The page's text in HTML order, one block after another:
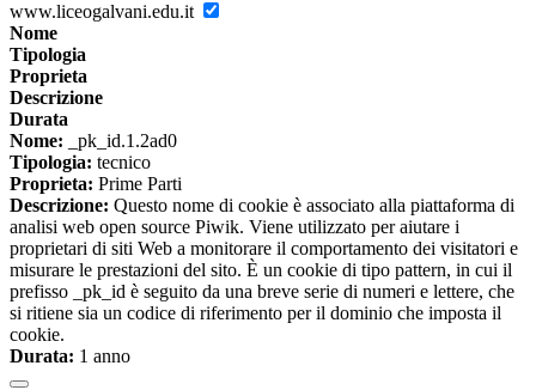
www.liceogalvani.edu.it
Nome
Tipologia
Proprieta
Descrizione
Durata
Nome: _pk_id.1.2ad0
Tipologia: tecnico
Proprieta: Prime Parti
Descrizione: Questo nome di cookie è associato alla piattaforma di
analisi web open source Piwik. Viene utilizzato per aiutare i
proprietari di siti Web a monitorare il comportamento dei visitatori e
misurare le prestazioni del sito. È un cookie di tipo pattern, in cui il
prefisso _pk_id è seguito da una breve serie di numeri e lettere, che
si ritiene sia un codice di riferimento per il dominio che imposta il
cookie.
Durata: 1 anno